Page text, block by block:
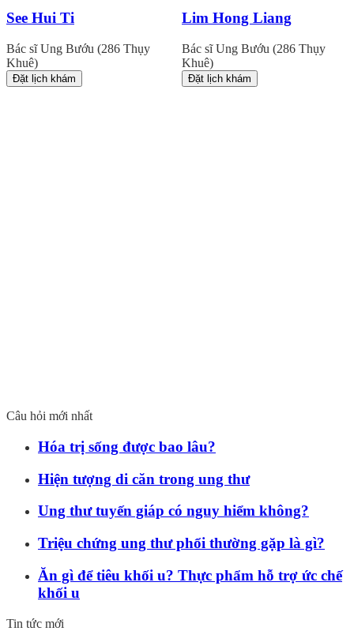
See Hui Ti
Bác sĩ Ung Bướu (286 Thụy
Khuê)
Đặt lịch khám
Lim Hong Liang
Bác sĩ Ung Bướu (286 Thụy
Khuê)
Đặt lịch khám
Câu hỏi mới nhất
Hóa trị sống được bao lâu?
Hiện tượng di căn trong ung thư
Ung thư tuyến giáp có nguy hiểm không?
Triệu chứng ung thư phổi thường gặp là gì?
Ăn gì để tiêu khối u? Thực phẩm hỗ trợ ức chế
khối u
Tin tức mới